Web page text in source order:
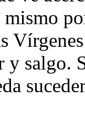
y salgo.